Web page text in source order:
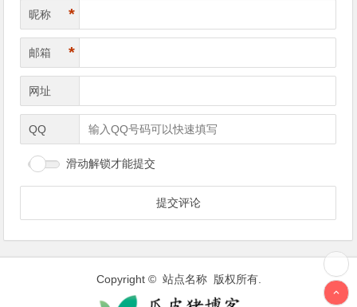
昵称 *
邮箱 *
网址
QQ
滑动解锁才能提交
Copyright © 站点名称 版权所有.